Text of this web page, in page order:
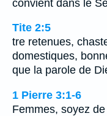
convient dans le
Tite 2:5
tre retenues,
domestiques,
que la parole de
1 Pierre 3:1-6
Femmes, soyez